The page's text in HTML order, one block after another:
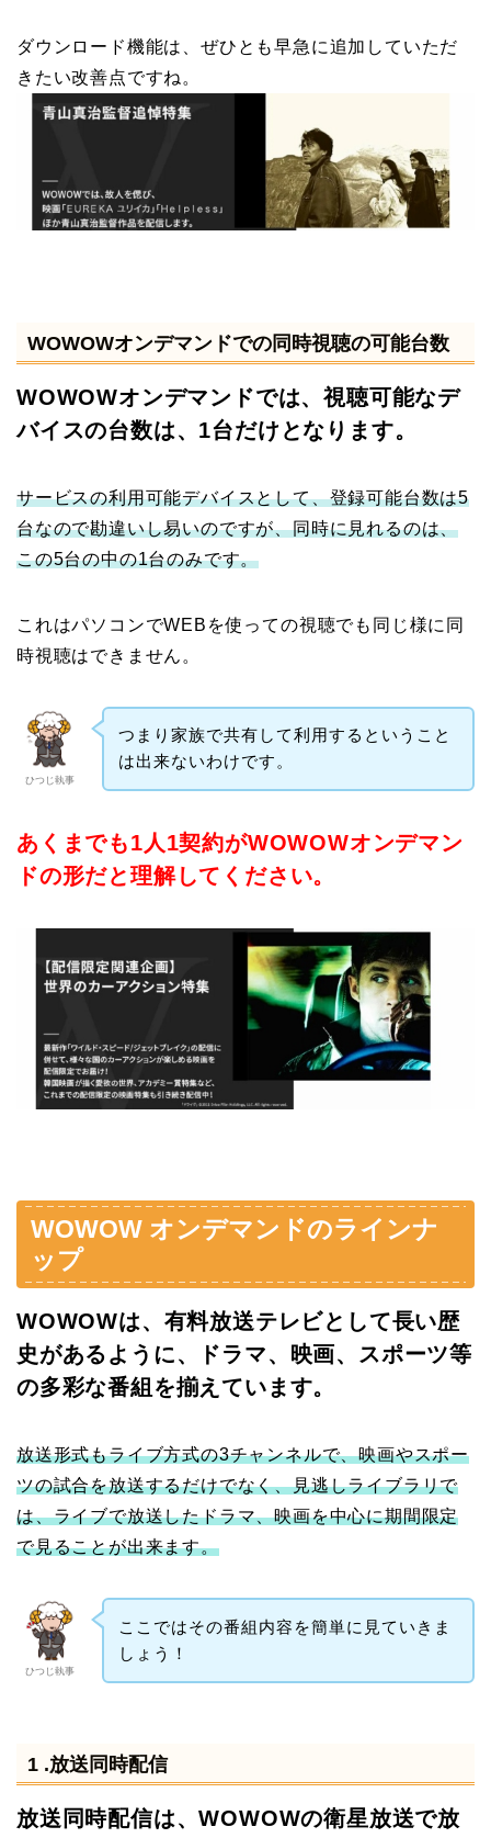
ダウンロード機能は、ぜひとも早急に追加していただ
きたい改善点ですね。
WOWOWオンデマンドでの同時視聴の可能台数
WOWOWオンデマンドでは、視聴可能なデ
バイスの台数は、1台だけとなります。
サービスの利用可能デバイスとして、登録可能台数は5
台なので勘違いし易いのですが、同時に見れるのは、
この5台の中の1台のみです。
これはパソコンでWEBを使っての視聴でも同じ様に同
時視聴はできません。
ひつじ執事
つまり家族で共有して利用するということ
は出来ないわけです。
あくまでも1人1契約がWOWOWオンデマン
ドの形だと理解してください。
WOWOW オンデマンドのラインナ
ップ
WOWOWは、有料放送テレビとして長い歴
史があるように、ドラマ、映画、スポーツ等
の多彩な番組を揃えています。
放送形式もライブ方式の3チャンネルで、映画やスポー
ツの試合を放送するだけでなく、見逃しライブラリで
は、ライブで放送したドラマ、映画を中心に期間限定
で見ることが出来ます。
ひつじ執事
ここではその番組内容を簡単に見ていきま
しょう！
1 .放送同時配信
放送同時配信は、WOWOWの衛星放送で放